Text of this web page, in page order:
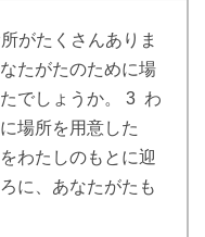
がたくさんありま
たがたのために場
でしょうか。 3 わ
場所を用意した
わたしのもとに迎
に、あなたがたも